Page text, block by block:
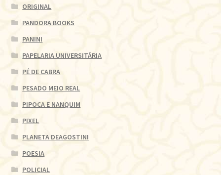
ORIGINAL
PANDORA BOOKS
PANINI
PAPELARIA UNIVERSITÁRIA
PÉ DE CABRA
PESADO MEIO REAL
PIPOCA E NANQUIM
PIXEL
PLANETA DEAGOSTINI
POESIA
POLICIAL